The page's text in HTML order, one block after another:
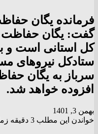
فرمانده یگان
گفت: یگان حفاظت
کل استانی است و
سرباز به یگان
افزوده خواهد شد.
بهمن 3, 1401
خواندن این مطلب 3 دقیقه زمان میبرد